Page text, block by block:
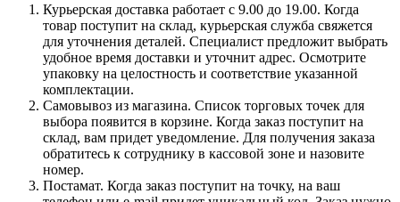
Курьерская доставка работает с 9.00 до 19.00. Когда
товар поступит на склад, курьерская служба свяжется
для уточнения деталей. Специалист предложит выбрать
удобное время доставки и уточнит адрес. Осмотрите
упаковку на целостность и соответствие указанной
комплектации.
Самовывоз из магазина. Список торговых точек для
выбора появится в корзине. Когда заказ поступит на
склад, вам придет уведомление. Для получения заказа
обратитесь к сотруднику в кассовой зоне и назовите
номер.
Постамат. Когда заказ поступит на точку, на ваш